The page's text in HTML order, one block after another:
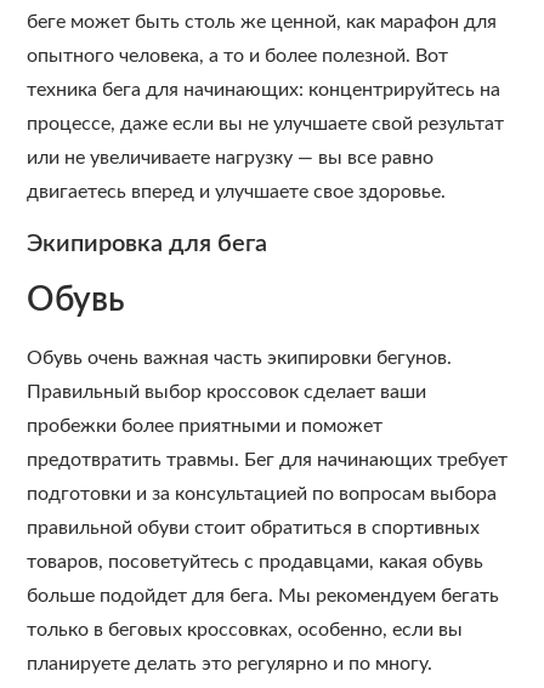
беге может быть столь же ценной, как марафон для
опытного человека, а то и более полезной. Вот
техника бега для начинающих: концентрируйтесь на
процессе, даже если вы не улучшаете свой результат
или не увеличиваете нагрузку — вы все равно
двигаетесь вперед и улучшаете свое здоровье.
Экипировка для бега
Обувь
Обувь очень важная часть экипировки бегунов.
Правильный выбор кроссовок сделает ваши
пробежки более приятными и поможет
предотвратить травмы. Бег для начинающих требует
подготовки и за консультацией по вопросам выбора
правильной обуви стоит обратиться в спортивных
товаров, посоветуйтесь с продавцами, какая обувь
больше подойдет для бега. Мы рекомендуем бегать
только в беговых кроссовках, особенно, если вы
планируете делать это регулярно и по многу.